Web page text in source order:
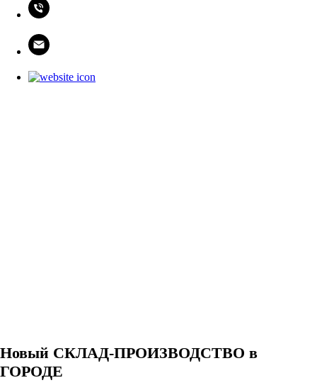
Новый СКЛАД-ПРОИЗВОДСТВО в
ГОРОДЕ